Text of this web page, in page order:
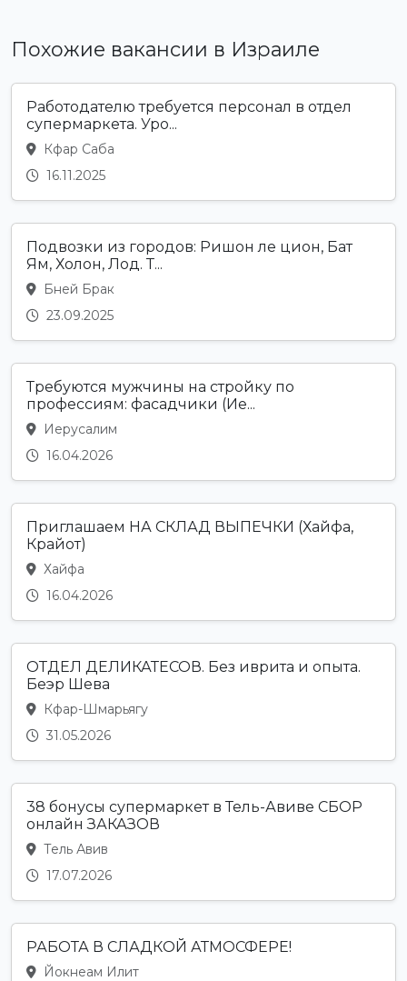
Похожие вакансии в Израиле
Работодателю требуется персонал в отдел
супермаркета. Уро...
Кфар Саба
16.11.2025
Подвозки из городов: Ришон ле цион, Бат
Ям, Холон, Лод. Т...
Бней Брак
23.09.2025
Требуются мужчины на стройку по
профессиям: фасадчики (Ие...
Иерусалим
16.04.2026
Приглашаем НА СКЛАД ВЫПЕЧКИ (Хайфа,
Крайот)
Хайфа
16.04.2026
ОТДЕЛ ДЕЛИКАТЕСОВ. Без иврита и опыта.
Беэр Шева
Кфар-Шмарьягу
31.05.2026
38 бонусы супермаркет в Тель-Авиве СБОР
онлайн ЗАКАЗОВ
Тель Авив
17.07.2026
РАБОТА В СЛАДКОЙ АТМОСФЕРЕ!
Йокнеам Илит